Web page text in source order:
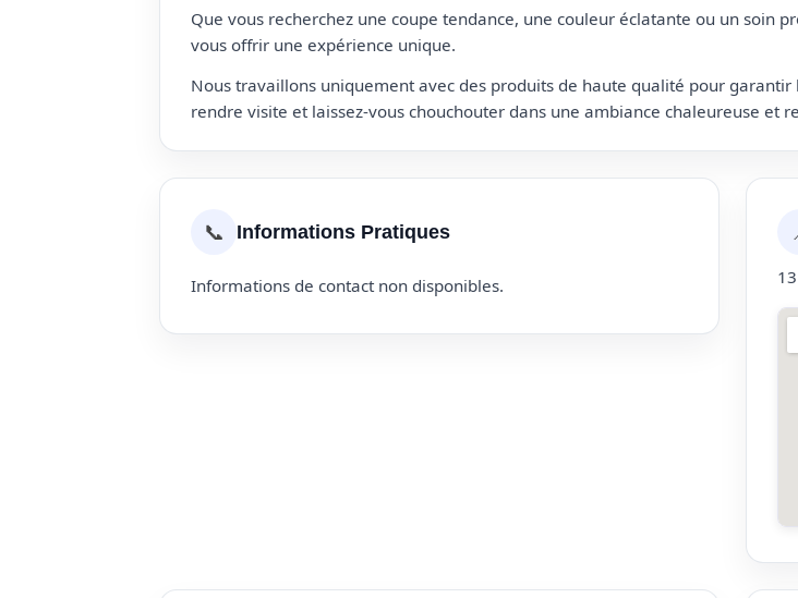
Que vous recherchez une coupe tendance, une couleur éclatante ou un soin
vous offrir une expérience unique.
Nous travaillons uniquement avec des produits de haute qualité pour
rendre visite et laissez-vous chouchouter dans une ambiance chaleureuse et
📞 Informations Pratiques
Informations de contact non disponibles.